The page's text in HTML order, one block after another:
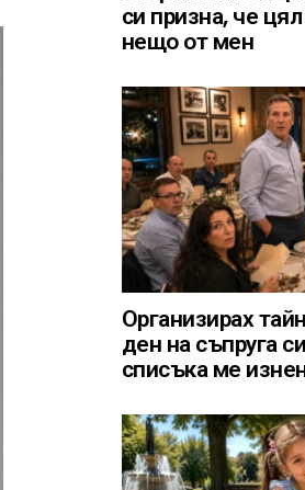
си призна, че
нещо от мен
Организирах
ден на съпруга
списъка ме